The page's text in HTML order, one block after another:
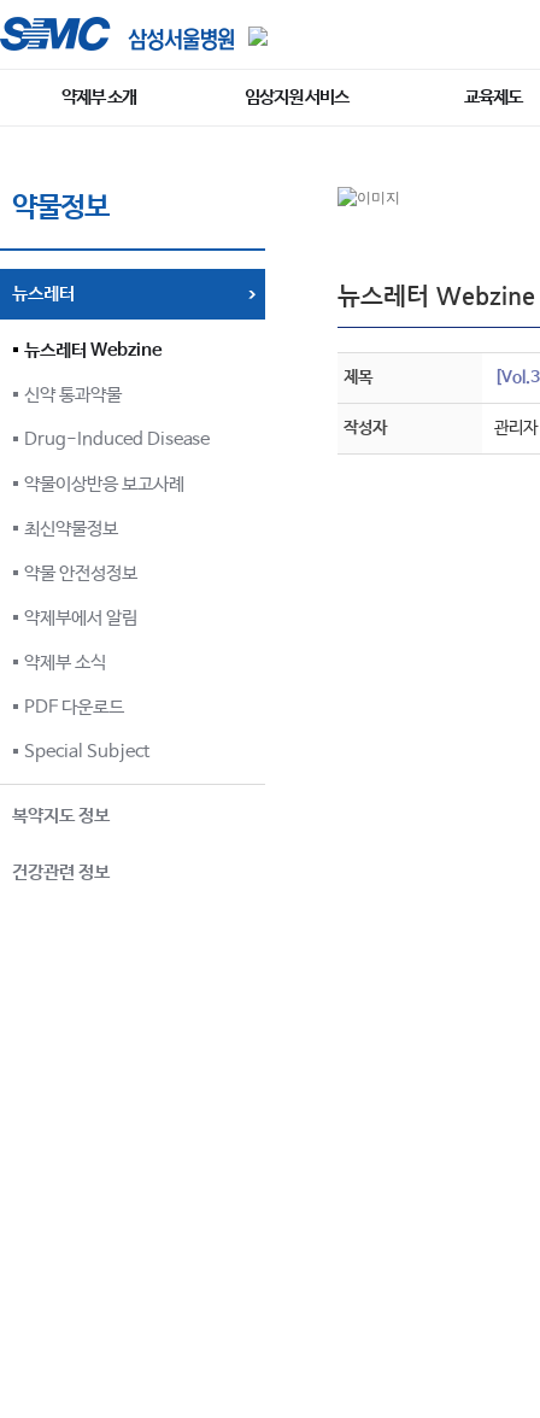
약제부 소개 임상지원 서비스 교육제도
약물정보
뉴스레터
뉴스레터 Webzine
신약 통과약물
Drug-Induced Disease
약물이상반응 보고사례
최신약물정보
약물 안전성정보
약제부에서 알림
약제부 소식
PDF 다운로드
Special Subject
복약지도 정보
건강관련 정보
뉴스레터 Webzine
제목
작성자 관리자